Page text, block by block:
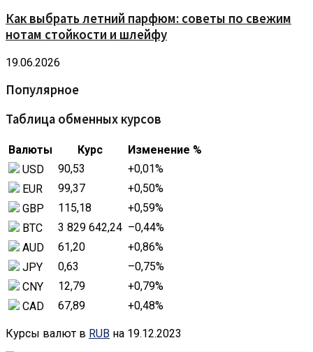
Как выбрать летний парфюм: советы по свежим
нотам стойкости и шлейфу
19.06.2026
Популярное
Таблица обменных курсов
Валюты Курс
Изменение %
USD
90,53 +0,01%
EUR
99,37 +0,50%
GBP
115,18 +0,59%
BTC
3 829 642,24 –0,44%
AUD
61,20 +0,86%
JPY
0,63 –0,75%
CNY
12,79 +0,79%
CAD
67,89 +0,48%
Курсы валют в RUB на 19.12.2023